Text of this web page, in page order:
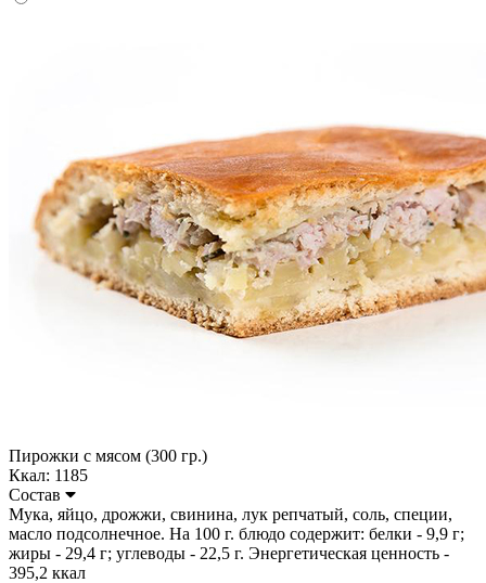
Пирожки с мясом (300 гр.)
Ккал: 1185
Состав
Мука, яйцо, дрожжи, свинина, лук репчатый, соль, специи,
масло подсолнечное. На 100 г. блюдо содержит: белки - 9,9 г;
жиры - 29,4 г; углеводы - 22,5 г. Энергетическая ценность -
395,2 ккал